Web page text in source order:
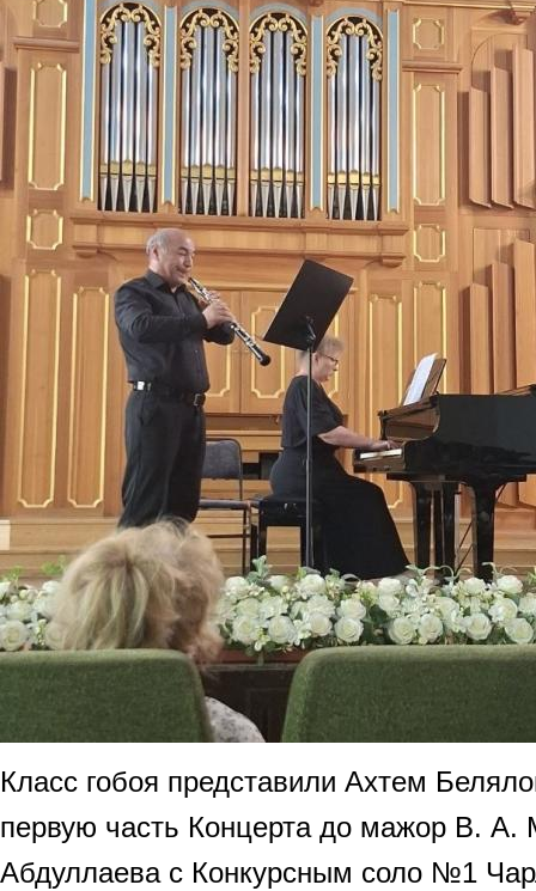
Класс гобоя представили Ахтем
первую часть Концерта до мажор В. А.
Абдуллаева с Конкурсным соло №1